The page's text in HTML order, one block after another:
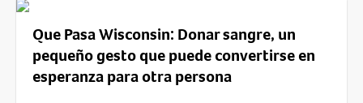
Que Pasa Wisconsin: Donar sangre, un
pequeño gesto que puede convertirse en
esperanza para otra persona